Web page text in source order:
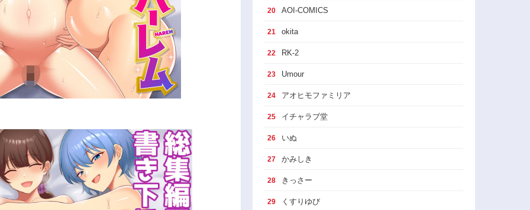
20 AOI-COMICS
21 okita
22 RK-2
23 Umour
24 アオヒモファミリア
25 イチャラブ堂
26 いぬ
27 かみしき
28 きっさー
29 くすりゆび